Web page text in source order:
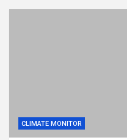
CLIMATE MONITOR